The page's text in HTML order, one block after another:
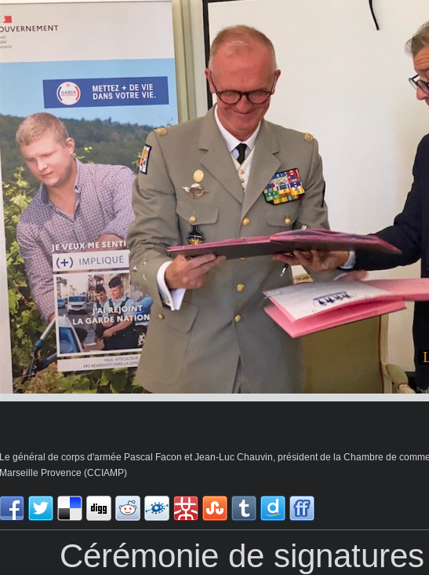
Le général de corps d'armée Pascal Facon et Jean-Luc Chauvin, président de la Chambre de
Marseille Provence (CCIAMP)
Cérémonie de